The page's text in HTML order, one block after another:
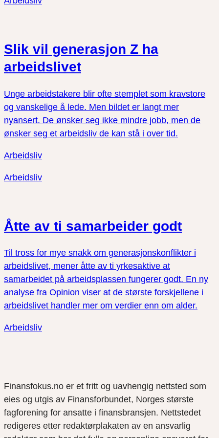
Slik vil generasjon Z ha
arbeidslivet
Unge arbeidstakere blir ofte stemplet som kravstore
og vanskelige å lede. Men bildet er langt mer
nyansert. De ønsker seg ikke mindre jobb, men de
ønsker seg et arbeidsliv de kan stå i over tid.
Arbeidsliv
Arbeidsliv
Åtte av ti samarbeider godt
Til tross for mye snakk om generasjonskonflikter i
arbeidslivet, mener åtte av ti yrkesaktive at
samarbeidet på arbeidsplassen fungerer godt. En ny
analyse fra Opinion viser at de største forskjellene i
arbeidslivet handler mer om verdier enn om alder.
Arbeidsliv
Finansfokus.no er et fritt og uavhengig nettsted som
eies og utgis av Finansforbundet, Norges største
fagforening for ansatte i finansbransjen. Nettstedet
redigeres etter redaktørplakaten av en ansvarlig